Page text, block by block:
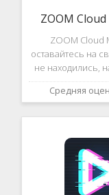
ZOOM
ZOOM Cloud
оставайтесь на
не находились,
или
Средняя